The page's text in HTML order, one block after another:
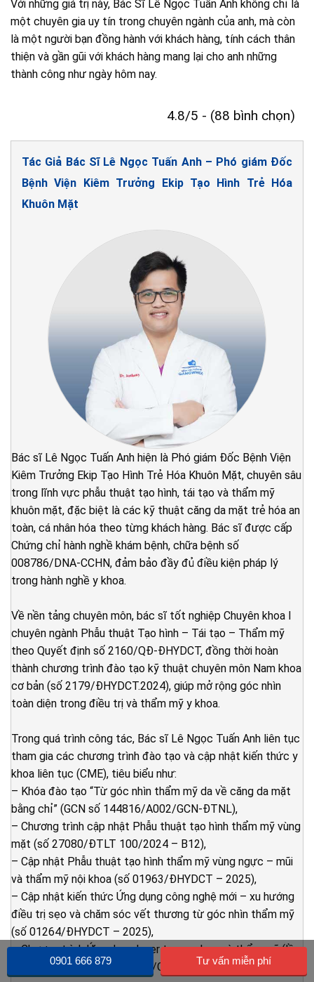
Với những giá trị này, Bác Sĩ Lê Ngọc Tuấn Anh không chỉ là
một chuyên gia uy tín trong chuyên ngành của anh, mà còn
là một người bạn đồng hành với khách hàng, tính cách thân
thiện và gần gũi với khách hàng mang lại cho anh những
thành công như ngày hôm nay.
4.8/5 - (88 bình chọn)
Tác Giả Bác Sĩ Lê Ngọc Tuấn Anh – Phó giám Đốc
Bệnh Viện Kiêm Trưởng Ekip Tạo Hình Trẻ Hóa
Khuôn Mặt
Bác sĩ Lê Ngọc Tuấn Anh hiện là Phó giám Đốc Bệnh Viện
Kiêm Trưởng Ekip Tạo Hình Trẻ Hóa Khuôn Mặt, chuyên sâu
trong lĩnh vực phẫu thuật tạo hình, tái tạo và thẩm mỹ
khuôn mặt, đặc biệt là các kỹ thuật căng da mặt trẻ hóa an
toàn, cá nhân hóa theo từng khách hàng. Bác sĩ được cấp
Chứng chỉ hành nghề khám bệnh, chữa bệnh số
008786/DNA-CCHN, đảm bảo đầy đủ điều kiện pháp lý
trong hành nghề y khoa.
Về nền tảng chuyên môn, bác sĩ tốt nghiệp Chuyên khoa I
chuyên ngành Phẫu thuật Tạo hình – Tái tạo – Thẩm mỹ
theo Quyết định số 2160/QĐ-ĐHYDCT, đồng thời hoàn
thành chương trình đào tạo kỹ thuật chuyên môn Nam khoa
cơ bản (số 2179/ĐHYDCT.2024), giúp mở rộng góc nhìn
toàn diện trong điều trị và thẩm mỹ y khoa.
Trong quá trình công tác, Bác sĩ Lê Ngọc Tuấn Anh liên tục
tham gia các chương trình đào tạo và cập nhật kiến thức y
khoa liên tục (CME), tiêu biểu như:
– Khóa đào tạo “Từ góc nhìn thẩm mỹ da về căng da mặt
bằng chỉ” (GCN số 144816/A002/GCN-ĐTNL),
– Chương trình cập nhật Phẫu thuật tạo hình thẩm mỹ vùng
mặt (số 27080/ĐTLT 100/2024 – B12),
– Cập nhật Phẫu thuật tạo hình thẩm mỹ vùng ngực – mũi
và thẩm mỹ nội khoa (số 01963/ĐHYDCT – 2025),
– Cập nhật kiến thức Ứng dụng công nghệ mới – xu hướng
điều trị sẹo và chăm sóc vết thương từ góc nhìn thẩm mỹ
(số 01264/ĐHYDCT – 2025),
– Chương trình Ứng dụng laser trong y học và thẩm mỹ (lần
2), số 30315/QĐ 107 – 2025/GCN-HHYN.
0901 666 879 Tư vấn miễn phí